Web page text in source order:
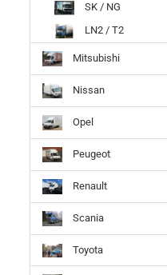
SK / NG
LN2 / T2
Mitsubishi
Nissan
Opel
Peugeot
Renault
Scania
Toyota